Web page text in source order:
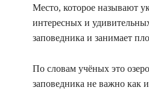
Место, которое называют
интересных и
заповедника и занимает
По словам учёных это
заповедника не важно как